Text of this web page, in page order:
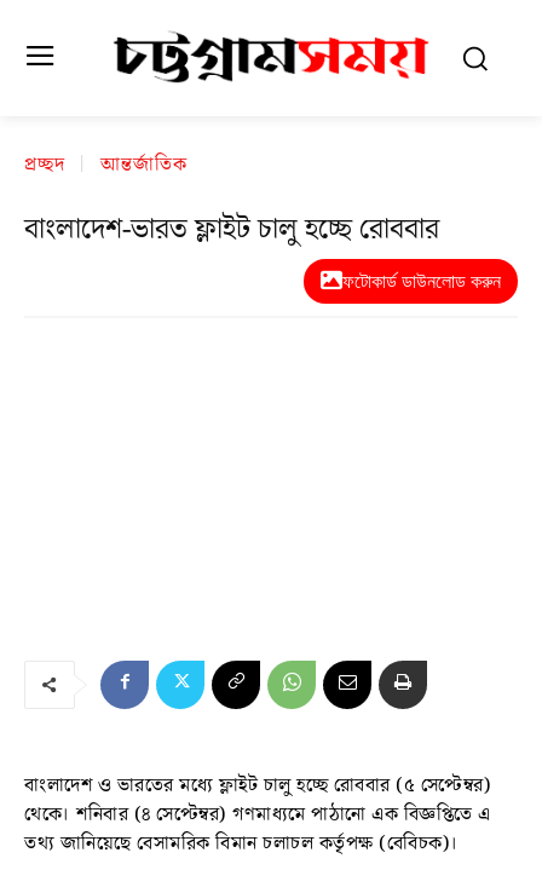
প্রচ্ছদ আন্তর্জাতিক
বাংলাদেশ-ভারত ফ্লাইট চালু হচ্ছে রোববার
ফটোকার্ড ডাউনলোড করুন
বাংলাদেশ ও ভারতের মধ্যে ফ্লাইট চালু হচ্ছে রোববার (৫ সেপ্টেম্বর)
থেকে। শনিবার (৪ সেপ্টেম্বর) গণমাধ্যমে পাঠানো এক বিজ্ঞপ্তিতে এ
তথ্য জানিয়েছে বেসামরিক বিমান চলাচল কর্তৃপক্ষ (বেবিচক)।